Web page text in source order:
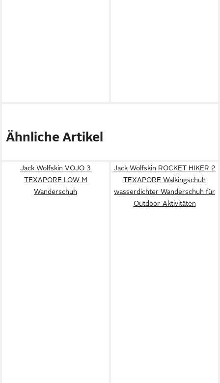
Ähnliche Artikel
Jack Wolfskin VOJO 3
TEXAPORE LOW M
Wanderschuh
Jack Wolfskin ROCKET HIKER 2
TEXAPORE Walkingschuh
wasserdichter Wanderschuh für
Outdoor-Aktivitäten